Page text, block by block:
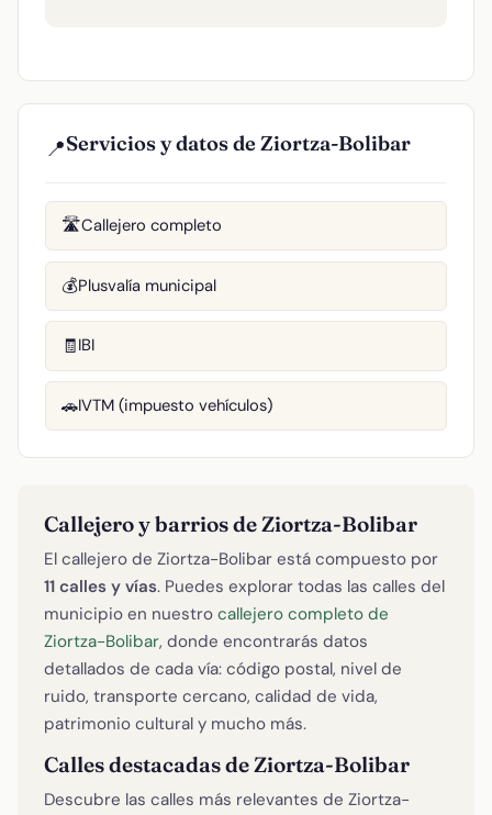
📍Servicios y datos de Ziortza-Bolibar
🛣️Callejero completo
💰Plusvalía municipal
🧾IBI
🚗IVTM (impuesto vehículos)
Callejero y barrios de Ziortza-Bolibar
El callejero de Ziortza-Bolibar está compuesto por
11 calles y vías. Puedes explorar todas las calles del
municipio en nuestro callejero completo de
Ziortza-Bolibar, donde encontrarás datos
detallados de cada vía: código postal, nivel de
ruido, transporte cercano, calidad de vida,
patrimonio cultural y mucho más.
Calles destacadas de Ziortza-Bolibar
Descubre las calles más relevantes de Ziortza-